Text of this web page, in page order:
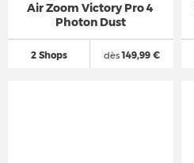
Air Zoom Victory Pro 4
Photon Dust
2 Shops dès149,99 €